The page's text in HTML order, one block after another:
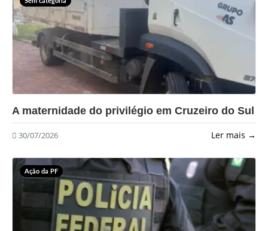
?>
A maternidade do privilégio em Cruzeiro do Sul
30/07/2026 Ler mais →
Ação da PF